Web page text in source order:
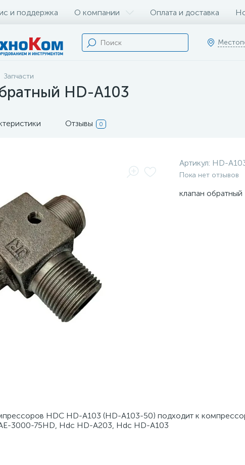
и поддержка О компании Оплата и доставка
Запчасти
HD-A103
Отзывы 0
Артикул: HD-
Пока нет отзывов
клапан
HDC HD-A103 (HD-A103-50) подходит к
3000-75HD, Hdc HD-A203, Hdc HD-A103